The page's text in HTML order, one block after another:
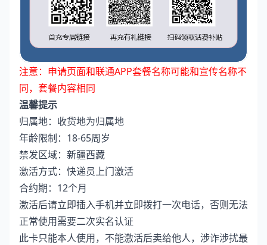
注意：申请页面和联通APP套餐名称可能和宣传名称不
同，套餐内容相同
温馨提示
归属地：收货地为归属地
年龄限制：18-65周岁
禁发区域：新疆西藏
激活方式：快递员上门激活
合约期：12个月
激活后请立即插入手机并立即拨打一次电话，否则无法
正常使用需要二次实名认证
此卡只能本人使用，不能激活后卖给他人，涉诈涉扰最